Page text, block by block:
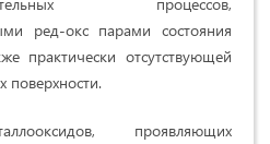
процессов,
ред-окс парами состояния
практически отсутствующей
поверхности.
проявляющих